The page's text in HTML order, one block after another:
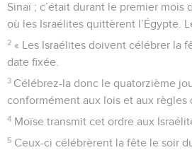
Sinaï ; c’était durant le premier mois
où les Israélites quittèrent l’Égypte.
2 « Les Israélites doivent célébrer la
date fixée.
3 Célébrez-la donc le quatorzième
conformément aux lois et aux règles
4 Moïse transmit cet ordre aux
5 Ceux-ci célébrèrent la fête le soir